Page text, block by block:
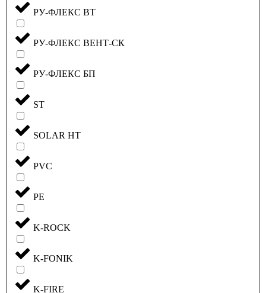
РУ-ФЛЕКС ВТ
РУ-ФЛЕКС ВЕНТ-СК
РУ-ФЛЕКС БП
ST
SOLAR HT
PVC
PE
K-ROCK
K-FONIK
K-FIRE